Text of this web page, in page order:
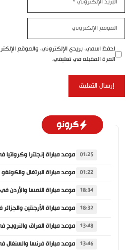
احفظ اسمي، بريدي الإلكتروني، والموقع
المرة المقبلة في تعليقي.
كرونو
01:25
01:22
18:34
18:32
13:48
13:46